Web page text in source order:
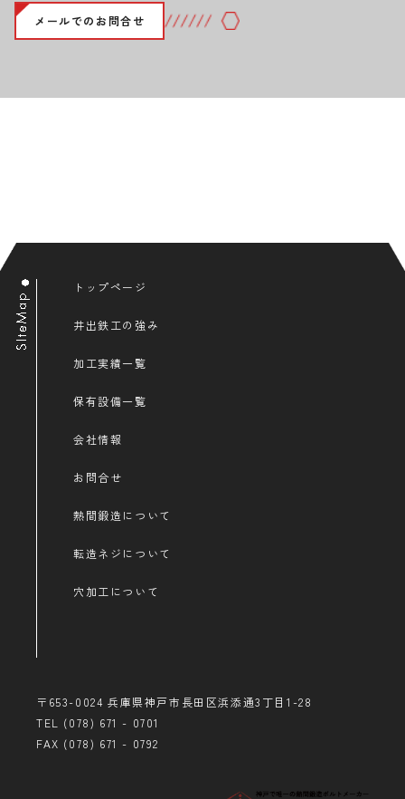
メールでのお問合せ
トップページ
井出鉄工の強み
加工実績一覧
保有設備一覧
会社情報
お問合せ
熱間鍛造について
転造ネジについて
穴加工について
〒653-0024 兵庫県神戸市長田区浜添通3丁目1-28
TEL (078) 671 - 0701
FAX (078) 671 - 0792